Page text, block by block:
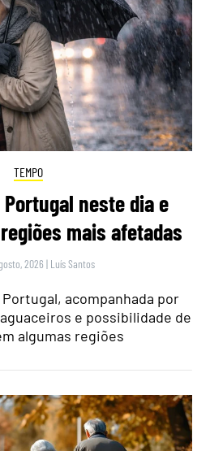
TEMPO
neste dia e
mais afetadas
2026 | Luís Santos
acompanhada por
e possibilidade de
algumas regiões